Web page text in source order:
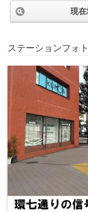
現在
ステーションフォ